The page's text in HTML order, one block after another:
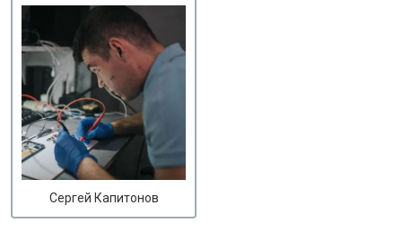
Сергей Капитонов